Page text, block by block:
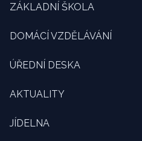
ZÁKLADNÍ ŠKOLA
DOMÁCÍ VZDĚLÁVÁNÍ
ÚŘEDNÍ DESKA
AKTUALITY
JÍDELNA